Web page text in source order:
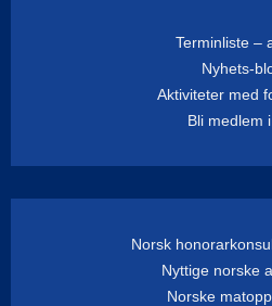
Terminliste –
Nyhets-
Aktiviteter med
Bli medlem
Norsk
Nyttige norske
Norske